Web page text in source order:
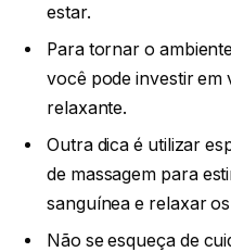
estar.
Para tornar o
você pode investir em
relaxante.
Outra dica é utilizar
de massagem para
sanguínea e relaxar
Não se esqueça de